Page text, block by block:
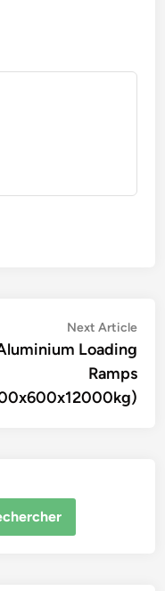
Next Article
Loading
Ramps